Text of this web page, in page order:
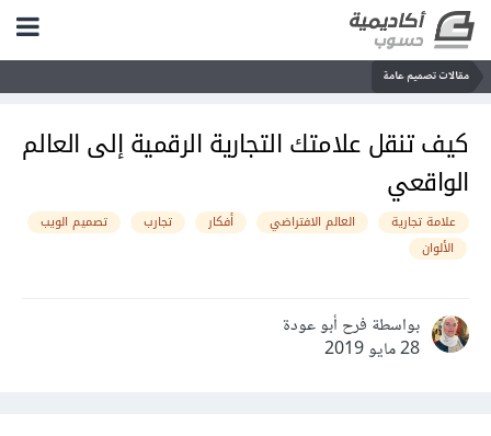
مقالات تصميم عامة
كيف تنقل علامتك التجارية الرقمية إلى العالم
الواقعي
علامة تجارية العالم الافتراضي أفكار تجارب
تصميم الويب
الألوان
بواسطة فرح أبو عودة
28 مايو 2019